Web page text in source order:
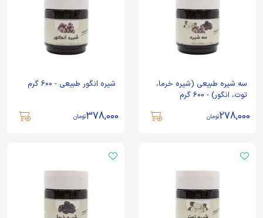
سه شیره طبیعی (شیره خرما،
توت، انگور) - 600 گرم
278,000تومان
شیره انگور طبیعی - 600 گرم
378,000تومان